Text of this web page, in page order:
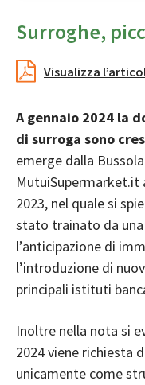
Surroghe,
Visualizza
A gennaio 2024 la
di surroga sono
emerge dalla
2023, nel quale si
stato trainato da
l’anticipazione di
l’introduzione di
principali istituti
Inoltre nella nota si
2024 viene richiesta
unicamente come